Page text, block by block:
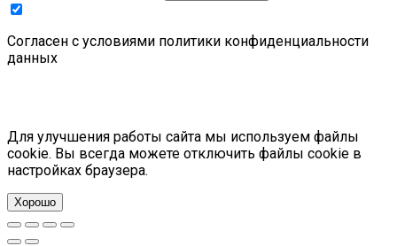
Cогласен с условиями политики конфиденциальности
данных
Для улучшения работы сайта мы используем файлы
cookie. Вы всегда можете отключить файлы cookie в
настройках браузера.
Хорошо